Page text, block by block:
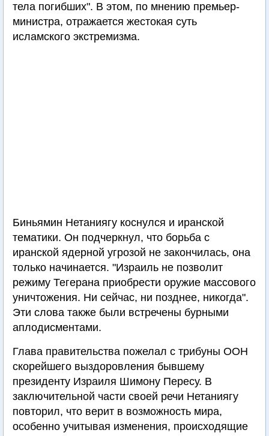
тела погибших". В этом, по мнению премьер-
министра, отражается жестокая суть
исламского экстремизма.
Биньямин Нетаниягу коснулся и иранской
тематики. Он подчеркнул, что борьба с
иранской ядерной угрозой не закончилась, она
только начинается. "Израиль не позволит
режиму Тегерана приобрести оружие массового
уничтожения. Ни сейчас, ни позднее, никогда".
Эти слова также были встречены бурными
аплодисментами.
Глава правительства пожелал с трибуны ООН
скорейшего выздоровления бывшему
президенту Израиля Шимону Пересу. В
заключительной части своей речи Нетаниягу
повторил, что верит в возможность мира,
особенно учитывая изменения, происходящие